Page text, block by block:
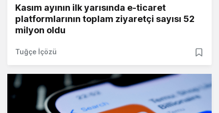
Kasım ayının ilk yarısında e-ticaret
platformlarının toplam ziyaretçi sayısı 52
milyon oldu
Tuğçe İçözü